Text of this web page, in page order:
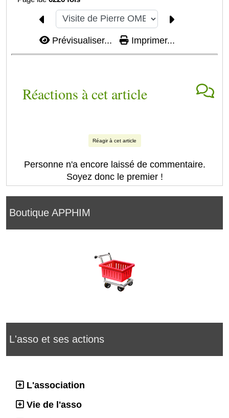
Boutique APPHIM
L'asso et ses actions
L'association
Vie de l'asso
Prévisualiser... Imprimer...
Réactions à cet article
Réagir à cet article
Personne n'a encore laissé de commentaire.
Soyez donc le premier !